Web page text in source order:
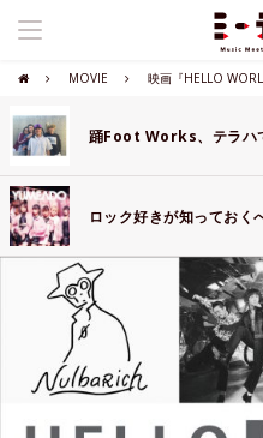
MOVIE 映画『HELLO
踊Foot Works、テラハ
ロック好きが知っておく